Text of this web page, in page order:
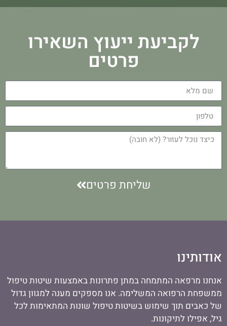
לקביעת ייעוץ השאירו
פרטים
שליחת פרטים
אודותינו
אנחנו מרפאה המתמחה במתן פתרונות באמצעות שיטות טיפול
ממשפחת הרפואה המשלימה. אנו מספקים מענה למגוון גדול
של כאבים תוך שימוש בשיטות טיפול שונות המתאימות לכל
גיל, אפילו לתיקונות.